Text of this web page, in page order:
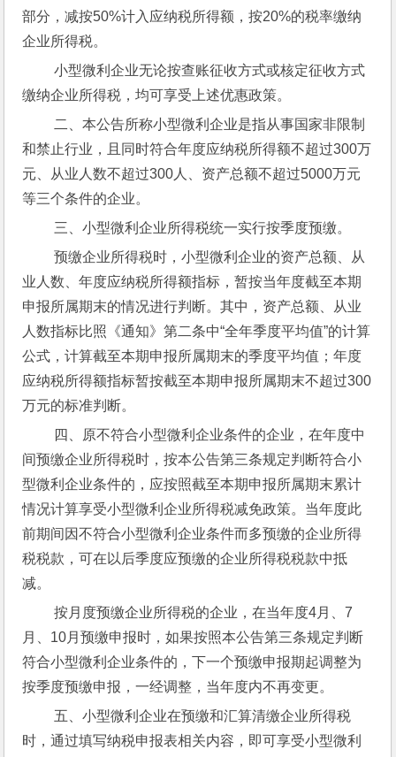
部分，减按50%计入应纳税所得额，按20%的税率缴纳
企业所得税。
小型微利企业无论按查账征收方式或核定征收方式
缴纳企业所得税，均可享受上述优惠政策。
和禁止行业，且同时符合年度应纳税所得额不超过300万
元、从业人数不超过300人、资产总额不超过5000万元
等三个条件的企业。
三、小型微利企业所得税统一实行按季度预缴。
预缴企业所得税时，小型微利企业的资产总额、从
业人数、年度应纳税所得额指标，暂按当年度截至本期
申报所属期末的情况进行判断。其中，资产总额、从业
人数指标比照《通知》第二条中“全年季度平均值”的计算
公式，计算截至本期申报所属期末的季度平均值；年度
应纳税所得额指标暂按截至本期申报所属期末不超过300
万元的标准判断。
间预缴企业所得税时，按本公告第三条规定判断符合小
型微利企业条件的，应按照截至本期申报所属期末累计
情况计算享受小型微利企业所得税减免政策。当年度此
前期间因不符合小型微利企业条件而多预缴的企业所得
税税款，可在以后季度应预缴的企业所得税税款中抵
减。
按月度预缴企业所得税的企业，在当年度4月、7
月、10月预缴申报时，如果按照本公告第三条规定判断
符合小型微利企业条件的，下一个预缴申报期起调整为
按季度预缴申报，一经调整，当年度内不再变更。
时，通过填写纳税申报表相关内容，即可享受小型微利